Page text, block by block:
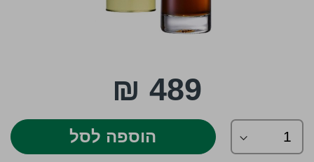
תמונות
489 ₪
הוספה לסל